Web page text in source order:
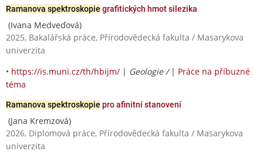
Ramanova spektroskopie grafitických hmot silezika
(Ivana Medveďová)
2025, Bakalářská práce, Přírodovědecká fakulta / Masarykova
univerzita
• https://is.muni.cz/th/hbijm/ | Geologie / | Práce na příbuzné
téma
Ramanova spektroskopie pro afinitní stanovení
(Jana Kremzová)
2026, Diplomová práce, Přírodovědecká fakulta / Masarykova
univerzita